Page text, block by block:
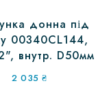
донна під
00340CL144,
внутр. D50мм
2 035₴